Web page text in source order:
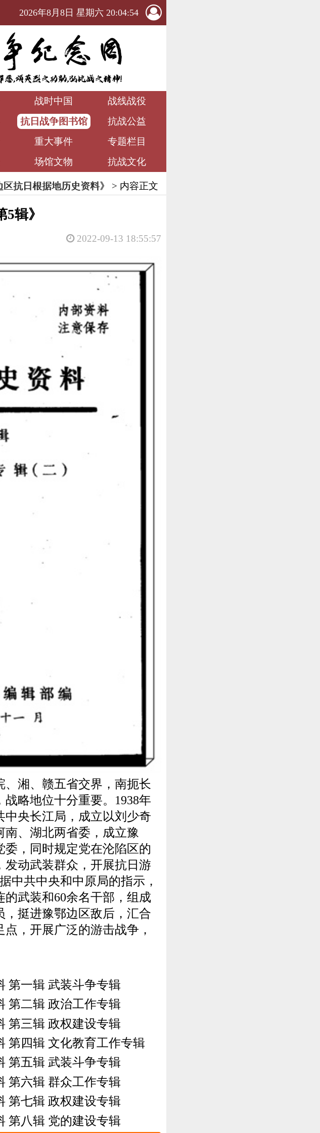
2026年8月8日 星期六 20:04:55
战时中国
战线战役
抗日战争图书馆
抗战公益
重大事件
专题栏目
场馆文物 抗战文化
区抗日根据地历史资料》 > 内容正文
辑》
2022-09-13 18:55:57
湘、赣五省交界，南扼长
略地位十分重要。1938年
中央长江局，成立以刘少奇
、湖北两省委，成立豫
，同时规定党在沦陷区的
动武装群众，开展抗日游
中共中央和中原局的指示，
武装和60余名干部，组成
挺进豫鄂边区敌后，汇合
，开展广泛的游击战争，
一辑 武装斗争专辑
二辑 政治工作专辑
三辑 政权建设专辑
四辑 文化教育工作专辑
五辑 武装斗争专辑
六辑 群众工作专辑
七辑 政权建设专辑
八辑 党的建设专辑